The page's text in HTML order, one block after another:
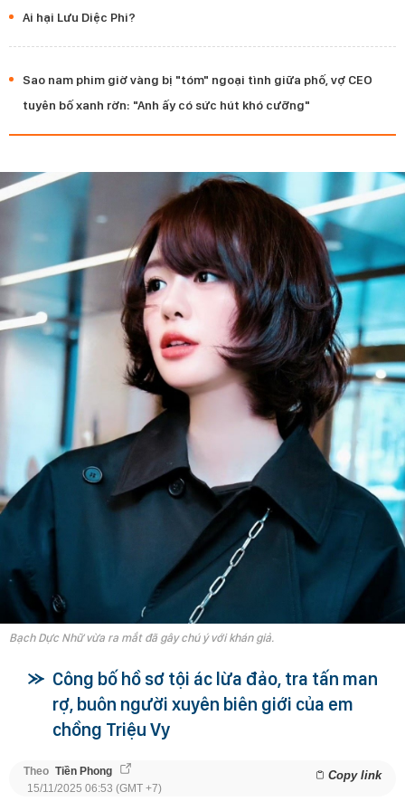
Ai hại Lưu Diệc Phi?
Sao nam phim giờ vàng bị "tóm" ngoại tình giữa phố, vợ CEO
tuyên bố xanh rờn: "Anh ấy có sức hút khó cưỡng"
Bạch Dực Nhữ vừa ra mắt đã gây chú ý với khán giả.
Công bố hồ sơ tội ác lừa đảo, tra tấn man
rợ, buôn người xuyên biên giới của em
chồng Triệu Vy
Theo Tiền Phong Copy link
15/11/2025 06:53 (GMT +7)